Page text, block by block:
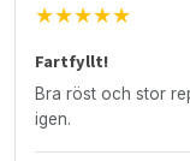
★★★★★
Fartfyllt!
Bra röst och stor
igen.